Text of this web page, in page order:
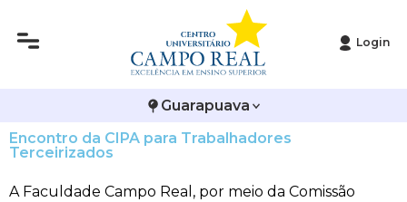
Login
Guarapuava
Encontro da CIPA para Trabalhadores
Terceirizados
A Faculdade Campo Real, por meio da Comissão
Infraestrutura
Arquitetura e Urbanismo
Biomedicina
Vestibular de Inverno
Vestibular de Medicina
2ª Via de Boleto
Atestado de Matrícula
Atividades Complementares e Sociais
Avalie a Campo Real
Bolsas e Incentivos
CPA